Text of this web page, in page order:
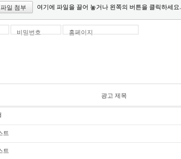
일 첨부 여기에 파일을 끌어 놓거나 왼쪽의 버튼을 클릭하세요.
비밀번호 홈페이지
광고 제목
트
트